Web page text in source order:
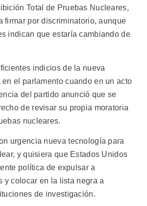
Total de Pruebas Nucleares,
firmar por discriminatorio, aunque
indican que estaría cambiando de
indicios de la nueva
en el parlamento cuando en un acto
del partido anunció que se
de revisar su propia moratoria
nucleares.
urgencia nueva tecnología para
y quisiera que Estados Unidos
política de expulsar a
y colocar en la lista negra a
de investigación.